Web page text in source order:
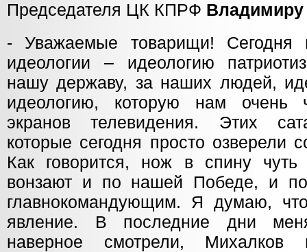
Председателя ЦК КПРФ
- Уважаемые товарищи! Сегодня
идеологии – идеологию
нашу державу, за наших людей,
идеологию, которую нам очень
экранов телевидения. Этих
которые сегодня просто озверели
Как говорится, нож в спину
вонзают и по нашей Победе, и
главнокомандующим. Я думаю,
явление. В последние дни
наверное смотрели,